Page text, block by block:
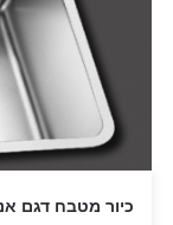
כיור מטבח דגם